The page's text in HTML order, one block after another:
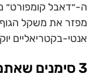
ה-״דאבל קומפורט״
מפזר את משקל הגוף
אנטי-בקטריאליים
3 סימנים שאתם צריכים להחליף מזרן: